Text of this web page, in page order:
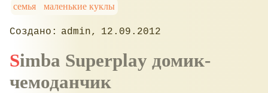
семья
маленькие куклы
admin 12.09.2012
Simba Superplay домик-
чемоданчик